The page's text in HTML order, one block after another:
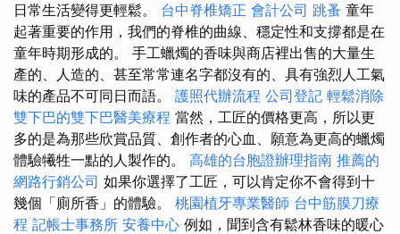
日常生活變得更輕鬆。 台中脊椎矯正 會計公司 跳蚤 童年
起著重要的作用，我們的脊椎的曲線、穩定性和支撐都是在
童年時期形成的。 手工蠟燭的香味與商店裡出售的大量生
產的、人造的、甚至常常連名字都沒有的、具有強烈人工氣
味的產品不可同日而語。 護照代辦流程 公司登記 輕鬆消除
雙下巴的雙下巴醫美療程 當然，工匠的價格更高，所以更
多的是為那些欣賞品質、創作者的心血、願意為更高的蠟燭
體驗犧牲一點的人製作的。 高雄的台胞證辦理指南 推薦的
網路行銷公司 如果你選擇了工匠，可以肯定你不會得到十
幾個「廁所香」的體驗。 桃園植牙專業醫師 台中筋膜刀療
程 記帳士事務所 安養中心 例如，聞到含有鬆林香味的暖心